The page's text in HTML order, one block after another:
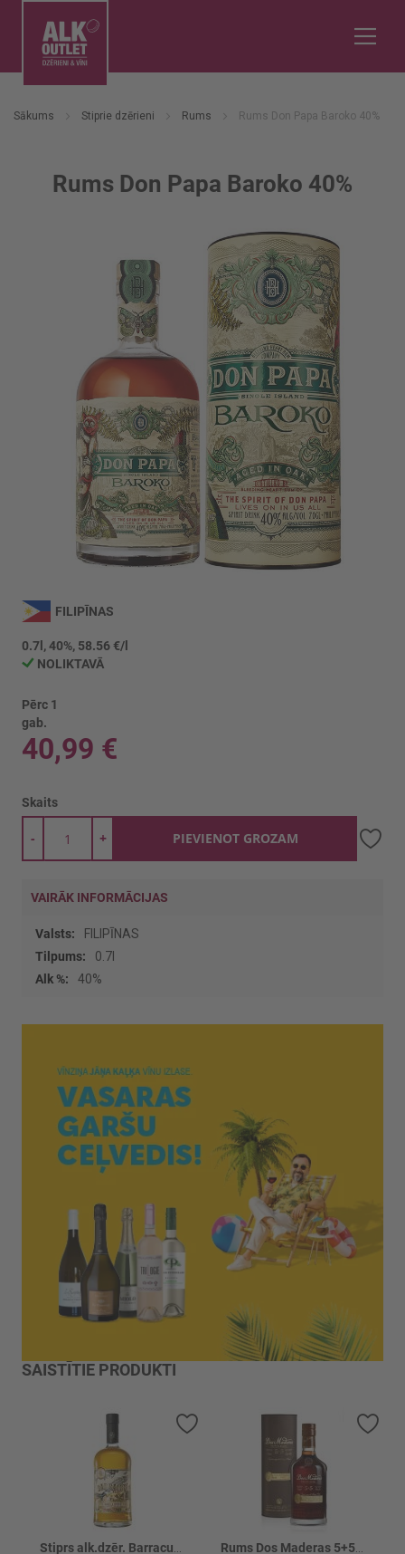
Sākums Stiprie dzērieni Rums Rums Don Papa Baroko 40%
Rums Don Papa Baroko 40%
uz
galerijas
sākumu
FILIPĪNAS
0.7l, 40%, 58.56 €/l
NOLIKTAVĀ
Pērc 1
gab.
40,99 €
Skaits
+
- PIEVIENOT GROZAM
VAIRĀK INFORMĀCIJAS
Vairāk
informācijas
FILIPĪNAS
0.7l
40%
SAISTĪTIE PRODUKTI
Pievienot vēlmju sarakstam